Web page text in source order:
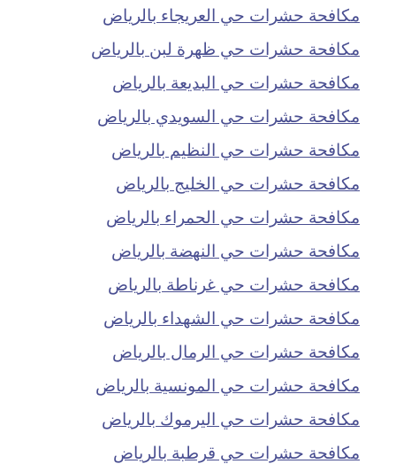
مكافحة حشرات حي العريجاء بالرياض
مكافحة حشرات حي ظهرة لبن بالرياض
مكافحة حشرات حي البديعة بالرياض
مكافحة حشرات حي السويدي بالرياض
مكافحة حشرات حي النظيم بالرياض
مكافحة حشرات حي الخليج بالرياض
مكافحة حشرات حي الحمراء بالرياض
مكافحة حشرات حي النهضة بالرياض
مكافحة حشرات حي غرناطة بالرياض
مكافحة حشرات حي الشهداء بالرياض
مكافحة حشرات حي الرمال بالرياض
مكافحة حشرات حي المونسية بالرياض
مكافحة حشرات حي اليرموك بالرياض
مكافحة حشرات حي قرطبة بالرياض